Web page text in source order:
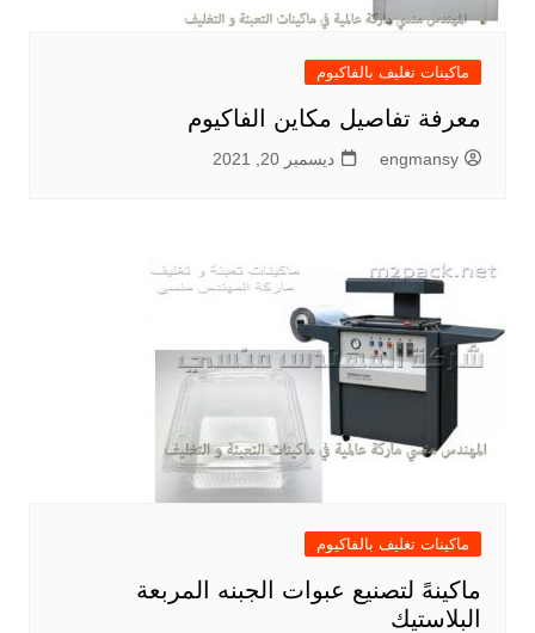
ماكينات تغليف بالفاكيوم
معرفة تفاصيل مكاين الفاكيوم
engmansy ديسمبر 20, 2021
ماكينات تغليف بالفاكيوم
ماكينهً لتصنيع عبوات الجبنه المربعة
البلاستيك